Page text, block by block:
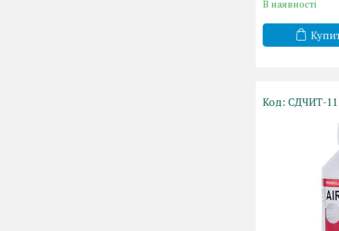
В наявності
СДЧИТ-11